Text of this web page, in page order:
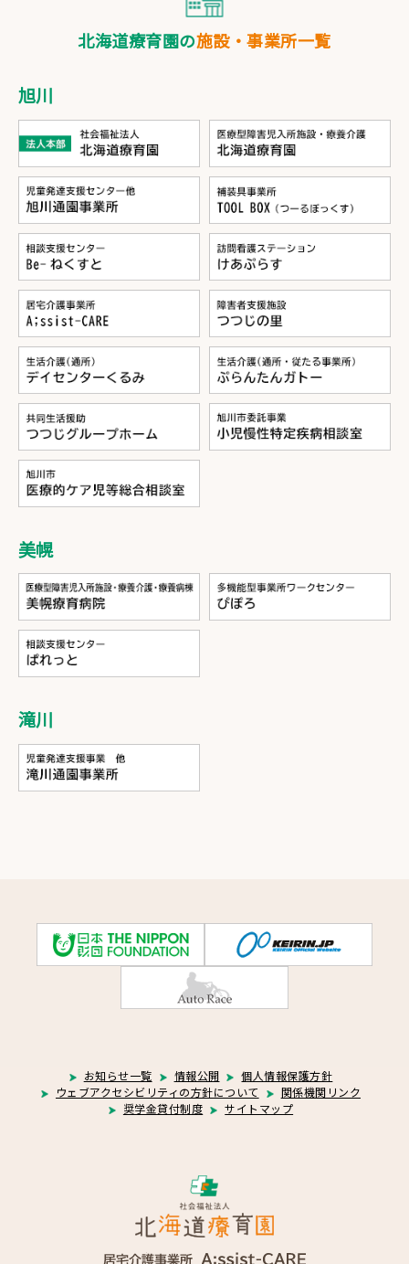
北海道療育園の施設・事業所一覧
旭川
美幌
滝川
お知らせ一覧 情報公開
個人情報保護方針
ウェブアクセシビリティの方針について
関係機関リンク
奨学金貸付制度
サイトマップ